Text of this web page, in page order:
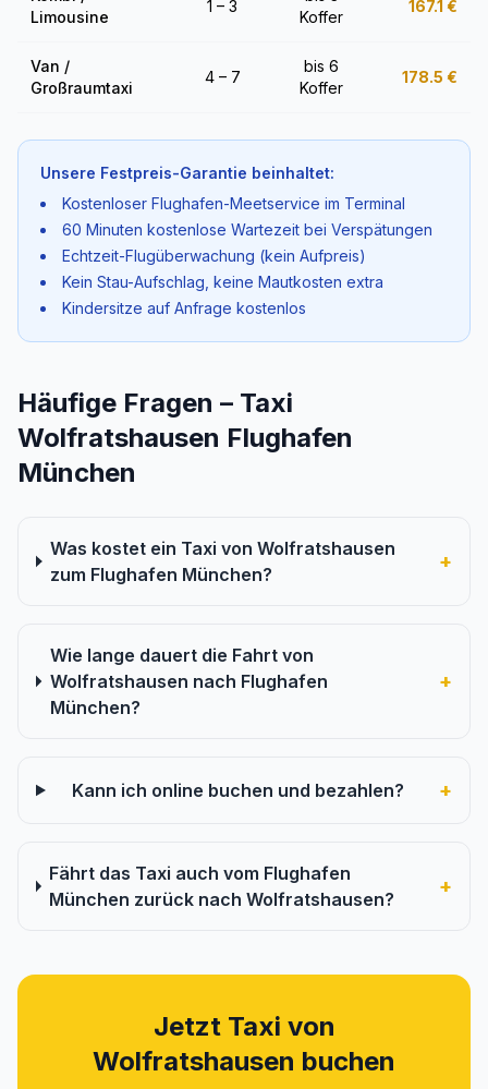
Limousine
1 – 3
Koffer
167.1 €
Van /
Großraumtaxi
4 – 7
bis 6
Koffer
178.5 €
Unsere Festpreis-Garantie beinhaltet:
Kostenloser Flughafen-Meetservice im Terminal
60 Minuten kostenlose Wartezeit bei Verspätungen
Echtzeit-Flugüberwachung (kein Aufpreis)
Kein Stau-Aufschlag, keine Mautkosten extra
Kindersitze auf Anfrage kostenlos
Häufige Fragen – Taxi
Wolfratshausen Flughafen
München
Was kostet ein Taxi von Wolfratshausen
zum Flughafen München?
+
Wie lange dauert die Fahrt von
Wolfratshausen nach Flughafen
München?
+
Kann ich online buchen und bezahlen? +
Fährt das Taxi auch vom Flughafen
München zurück nach Wolfratshausen?
+
Jetzt Taxi von
Wolfratshausen buchen